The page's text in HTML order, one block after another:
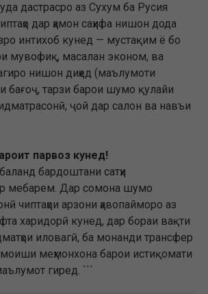
дастрасро аз Сухум ба Русия
дар ҳамон саҳифа нишон дода
интихоб кунед — мустақим ё бо
мувофиқ, масалан эконом, ва
нишон диҳед (маълумоти
бағоҷ, тарзи барои шумо қулайи
ҷой дар салон ва навъи
парвоз кунед!
бардоштани сатҳи
мебарем. Дар сомона шумо
чиптаҳои арзони ҳавопайморо аз
харидорӣ кунед, дар бораи вақти
иловагӣ, ба монанди трансфер
меҳмонхона барои истиқомати
гиред. ```